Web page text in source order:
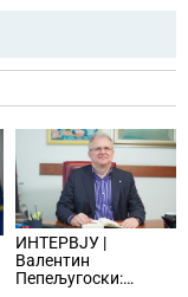
ИНТЕРВЈУ |
Валентин
Пепељугоски: